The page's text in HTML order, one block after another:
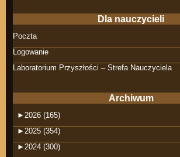
Dla nauczycieli
Poczta
Logowanie
Laboratorium Przyszłości – Strefa Nauczyciela
Archiwum
► 2026 (165)
► 2025 (354)
► 2024 (300)